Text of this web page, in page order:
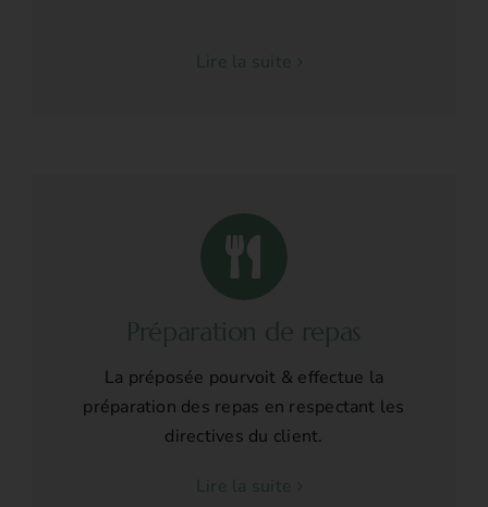
Lire la suite
Préparation de repas
La préposée pourvoit & effectue la
préparation des repas en respectant les
directives du client.
Lire la suite